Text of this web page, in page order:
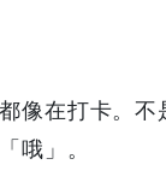
像在打卡。
哦」。